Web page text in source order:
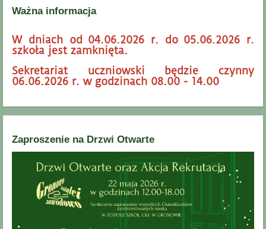
Ważna informacja
W dniach od 04.06.2026 r. do 05.06.2026 r.
szkoła jest zamknięta.
Sekretariat uczniowski będzie czynny
06.06.2026 r. w godzinach 08.00 - 14.00
Zaproszenie na Drzwi Otwarte